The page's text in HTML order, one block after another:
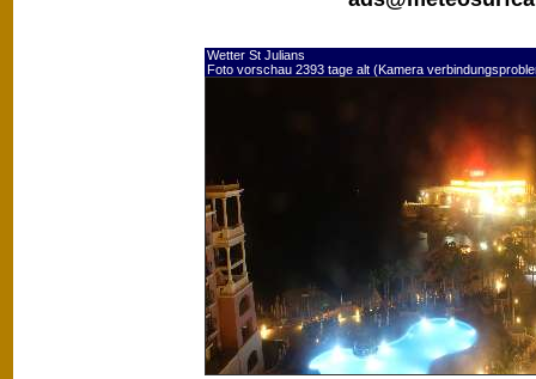
Wetter St Julians
Foto vorschau 2393 tage alt (Kamera